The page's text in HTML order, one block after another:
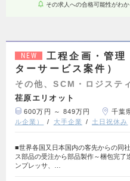
その求人への合格可能性がわか
NEW
工程企画・管理
ターサービス案件）
その他、SCM・ロジステ
荏原エリオット
600万円 ～ 849万円 千葉
ル企業）
大手企業 土日祝休み
■世界各国又日本国内の客先からの同
ス部品の受注から部品製作～梱包完了
ンプレッサ、…